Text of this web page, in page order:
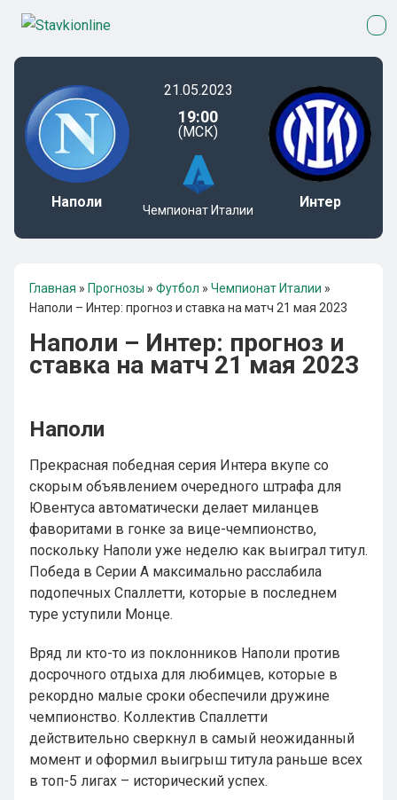
Наполи
21.05.2023
19:00
(МСК)
Чемпионат Италии Интер
Главная » Прогнозы » Футбол » Чемпионат Италии »
Наполи – Интер: прогноз и ставка на матч 21 мая 2023
Наполи – Интер: прогноз и
ставка на матч 21 мая 2023
Наполи
Прекрасная победная серия Интера вкупе со
скорым объявлением очередного штрафа для
Ювентуса автоматически делает миланцев
фаворитами в гонке за вице-чемпионство,
поскольку Наполи уже неделю как выиграл титул.
Победа в Серии А максимально расслабила
подопечных Спаллетти, которые в последнем
туре уступили Монце.
Вряд ли кто-то из поклонников Наполи против
досрочного отдыха для любимцев, которые в
рекордно малые сроки обеспечили дружине
чемпионство. Коллектив Спаллетти
действительно сверкнул в самый неожиданный
момент и оформил выигрыш титула раньше всех
в топ-5 лигах – исторический успех.